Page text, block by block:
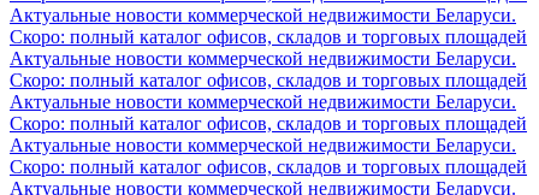
Актуальные новости коммерческой недвижимости Беларуси.
Скоро: полный каталог офисов, складов и торговых площадей
Актуальные новости коммерческой недвижимости Беларуси.
Скоро: полный каталог офисов, складов и торговых площадей
Актуальные новости коммерческой недвижимости Беларуси.
Скоро: полный каталог офисов, складов и торговых площадей
Актуальные новости коммерческой недвижимости Беларуси.
Скоро: полный каталог офисов, складов и торговых площадей
Актуальные новости коммерческой недвижимости Беларуси.